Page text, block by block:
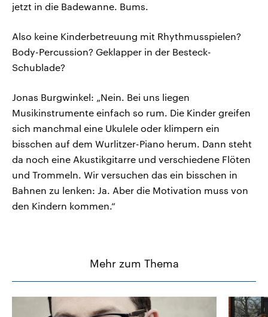
jetzt in die Badewanne. Bums.
Also keine Kinderbetreuung mit Rhythmusspielen?
Body-Percussion? Geklapper in der Besteck-
Schublade?
Jonas Burgwinkel: „Nein. Bei uns liegen
Musikinstrumente einfach so rum. Die Kinder greifen
sich manchmal eine Ukulele oder klimpern ein
bisschen auf dem Wurlitzer-Piano herum. Dann steht
da noch eine Akustikgitarre und verschiedene Flöten
und Trommeln. Wir versuchen das ein bisschen in
Bahnen zu lenken: Ja. Aber die Motivation muss von
den Kindern kommen.“
Mehr zum Thema